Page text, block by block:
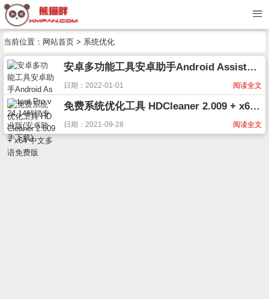
当前位置： 网站首页 > 系统优化
安卓多功能工具安卓助手Android Assistant Pro v24.14解锁专业版(安卓助手下载)
阅读全文
日期：2022-01-01
免费系统优化工具 HDCleaner 2.009 + x64 中文多语免费版
阅读全文
日期：2021-09-28